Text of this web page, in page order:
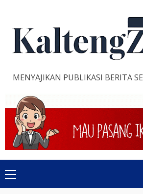
content
MENYAJIKAN PUBLIKASI BERITA
Primary
Menu